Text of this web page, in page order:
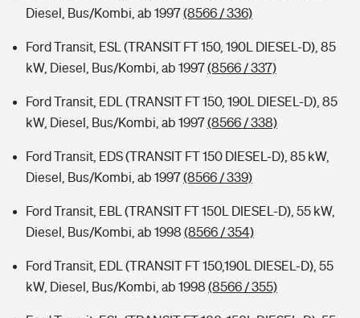
Diesel, Bus/Kombi, ab 1997(8566 / 336)
Ford Transit, ESL (TRANSIT FT 150, 190L DIESEL-D), 85
kW, Diesel, Bus/Kombi, ab 1997(8566 / 337)
Ford Transit, EDL (TRANSIT FT 150, 190L DIESEL-D), 85
kW, Diesel, Bus/Kombi, ab 1997(8566 / 338)
Ford Transit, EDS (TRANSIT FT 150 DIESEL-D), 85 kW,
Diesel, Bus/Kombi, ab 1997(8566 / 339)
Ford Transit, EBL (TRANSIT FT 150L DIESEL-D), 55 kW,
Diesel, Bus/Kombi, ab 1998 (8566 / 354)
Ford Transit, EDL (TRANSIT FT 150,190L DIESEL-D), 55
kW, Diesel, Bus/Kombi, ab 1998 (8566 / 355)